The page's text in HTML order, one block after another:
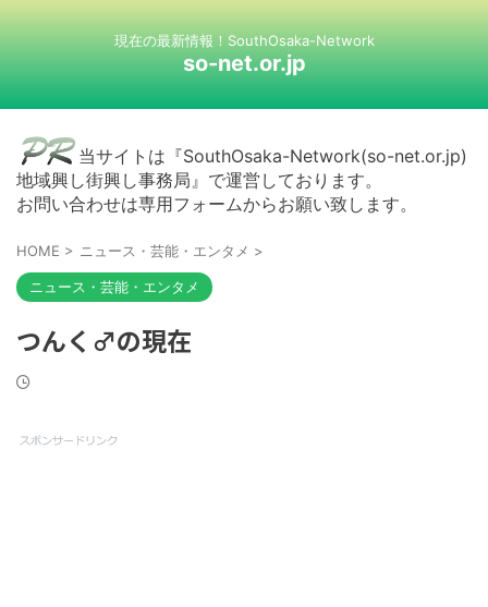
現在の最新情報！SouthOsaka-Network
so-net.or.jp
当サイトは『SouthOsaka-Network(so-net.or.jp)
地域興し街興し事務局』で運営しております。
お問い合わせは専用フォームからお願い致します。
HOME > ニュース・芸能・エンタメ >
ニュース・芸能・エンタメ
つんく♂の現在